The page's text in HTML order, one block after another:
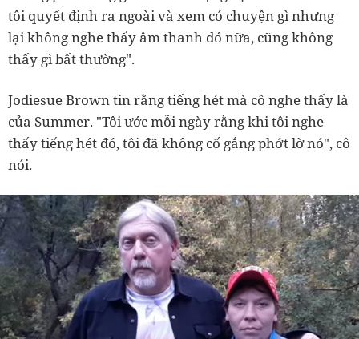
tôi quyết định ra ngoài và xem có chuyện gì nhưng
lại không nghe thấy âm thanh đó nữa, cũng không
thấy gì bất thường".
Jodiesue Brown tin rằng tiếng hét mà cô nghe thấy là
của Summer. "Tôi ước mỗi ngày rằng khi tôi nghe
thấy tiếng hét đó, tôi đã không cố gắng phớt lờ nó", cô
nói.